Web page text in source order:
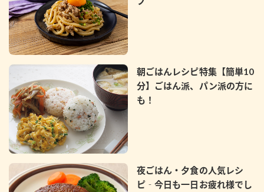
朝ごはんレシピ特集【簡単10
分】ごはん派、パン派の方に
も！
夜ごはん・夕食の人気レシ
ピ‐今日も一日お疲れ様でし